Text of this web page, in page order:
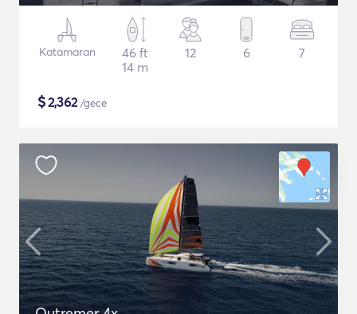
Katamaran
46 ft
14 m
12 6 7
$2,362/gece